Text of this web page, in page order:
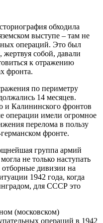
обходила
выступе – там не
операций. Это был
собой, давали
к отражению
фронта.
по периметру
14 месяцев.
и Калининского фронтов
операции имели огромное
перелома в пользу
фронте.
группа армий
не только наступать
дивизии на
1942 года, когда
для СССР это
(московском)
операций в 1942